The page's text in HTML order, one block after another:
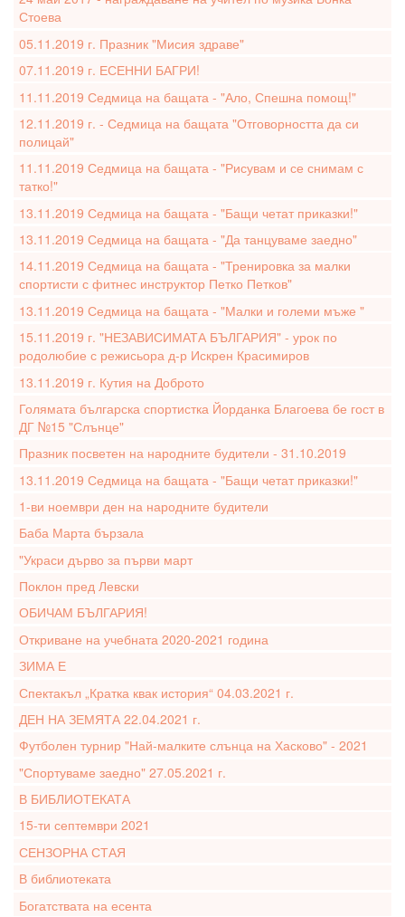
Стоева
05.11.2019 г. Празник "Мисия здраве"
07.11.2019 г. ЕСЕННИ БАГРИ!
11.11.2019 Седмица на бащата - "Ало, Спешна помощ!"
12.11.2019 г. - Седмица на бащата "Отговорността да си
полицай"
11.11.2019 Седмица на бащата - "Рисувам и се снимам с
татко!"
13.11.2019 Седмица на бащата - "Бащи четат приказки!"
13.11.2019 Седмица на бащата - "Да танцуваме заедно"
14.11.2019 Седмица на бащата - "Тренировка за малки
спортисти с фитнес инструктор Петко Петков"
13.11.2019 Седмица на бащата - "Малки и големи мъже "
15.11.2019 г. "НЕЗАВИСИМАТА БЪЛГАРИЯ" - урок по
родолюбие с режисьора д-р Искрен Красимиров
13.11.2019 г. Кутия на Доброто
Голямата българска спортистка Йорданка Благоева бе гост в
ДГ №15 "Слънце"
Празник посветен на народните будители - 31.10.2019
13.11.2019 Седмица на бащата - "Бащи четат приказки!"
1-ви ноември ден на народните будители
Баба Марта бързала
"Украси дърво за първи март
Поклон пред Левски
ОБИЧАМ БЪЛГАРИЯ!
Откриване на учебната 2020-2021 година
ЗИМА Е
Спектакъл „Кратка квак история“ 04.03.2021 г.
ДЕН НА ЗЕМЯТА 22.04.2021 г.
Футболен турнир "Най-малките слънца на Хасково" - 2021
"Спортуваме заедно" 27.05.2021 г.
В БИБЛИОТЕКАТА
15-ти септември 2021
СЕНЗОРНА СТАЯ
В библиотеката
Богатствата на есента